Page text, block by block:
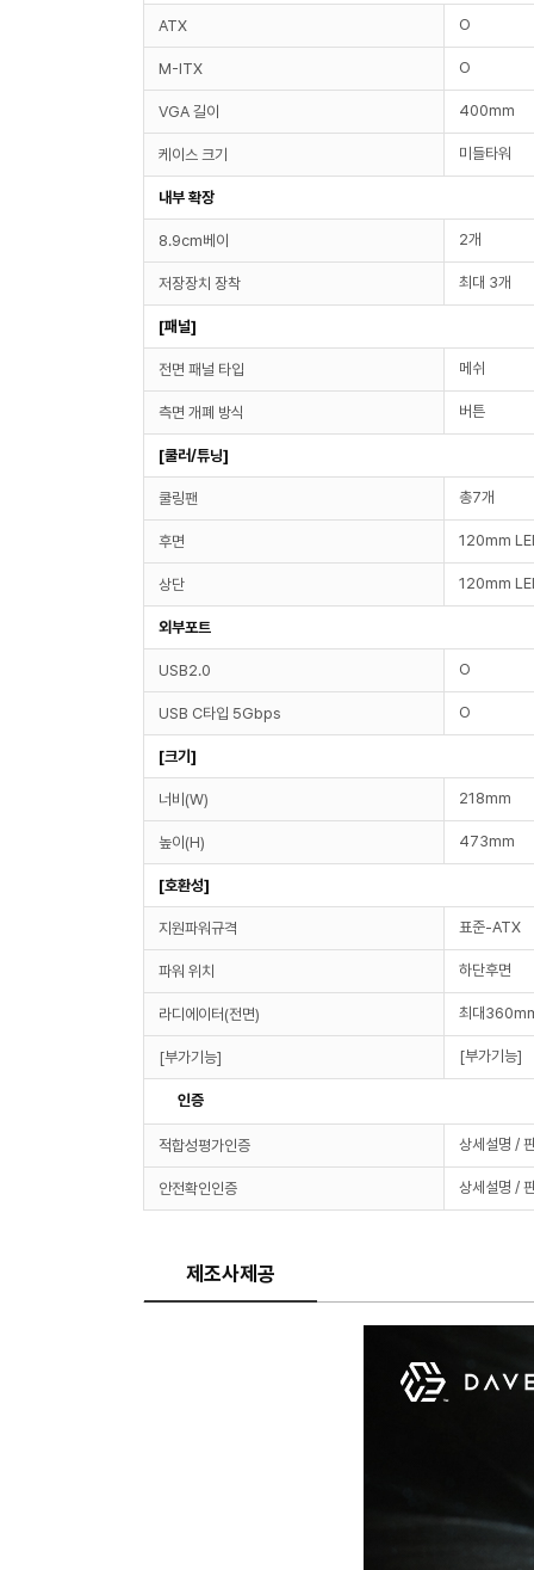
ATX O
M-ITX O
VGA 길이 400mm
케이스 크기 미들타워
내부 확장
8.9cm베이 2개
저장장치 장착 최대 3개
[패널]
전면 패널 타입 메쉬
측면 개폐 방식 버튼
[쿨러/튜닝]
쿨링팬 총7개
후면 120mm
상단 120mm
외부포트
USB2.0 O
USB C타입 5Gbps O
[크기]
너비(W) 218mm
높이(H) 473mm
[호환성]
지원파워규격 표준-ATX
파워 위치 하단후면
라디에이터(전면) 최대
[부가기능] [부가기능]
인증
적합성평가인증 상세설명 /
안전확인인증 상세설명 /
제조사제공